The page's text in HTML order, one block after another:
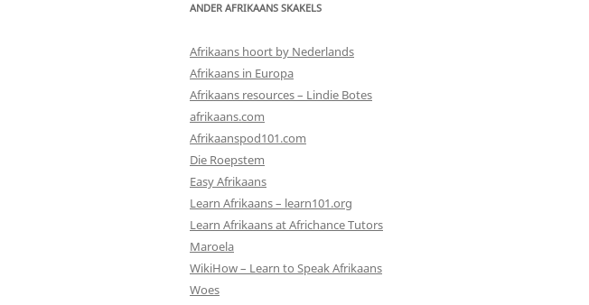
ANDER AFRIKAANS SKAKELS
Afrikaans hoort by Nederlands
Afrikaans in Europa
Afrikaans resources – Lindie Botes
afrikaans.com
Afrikaanspod101.com
Die Roepstem
Easy Afrikaans
Learn Afrikaans – learn101.org
Learn Afrikaans at Africhance Tutors
Maroela
WikiHow – Learn to Speak Afrikaans
Woes